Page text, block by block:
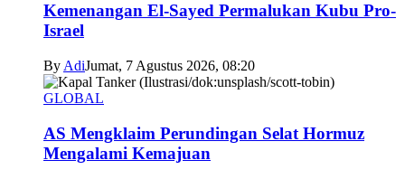
Kemenangan El-Sayed Permalukan Kubu Pro-
Israel
By AdiJumat, 7 Agustus 2026, 08:20
GLOBAL
AS Mengklaim Perundingan Selat Hormuz
Mengalami Kemajuan